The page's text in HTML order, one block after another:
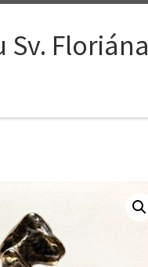
Sv. Floriána